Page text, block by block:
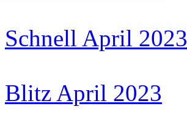
Schnell April 2023
Blitz April 2023